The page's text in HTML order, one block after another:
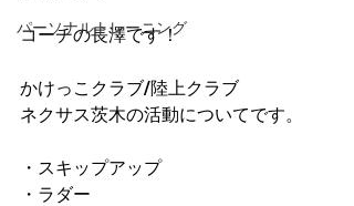
パーソナルトレーニング
コーチの長澤です！
かけっこクラブ/陸上クラブ
ネクサス茨木の活動についてです。
・スキップアップ
・ラダー